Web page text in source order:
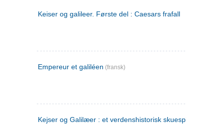
Keiser og galileer. Første del : Caesars frafall
Empereur et galiléen (fransk)
Kejser og Galilæer : et verdenshistorisk skuespil